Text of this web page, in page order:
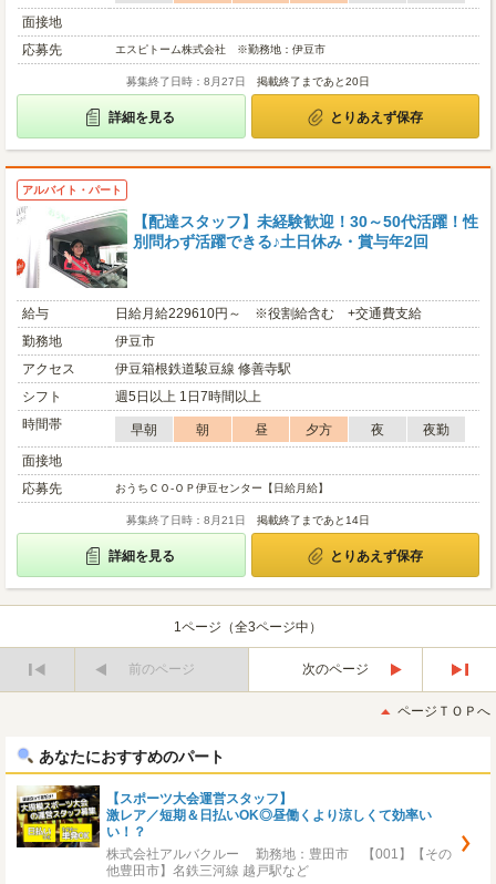
面接地
応募先
エスピトーム株式会社 ※勤務地：伊豆市
募集終了日時：8月27日 掲載終了まであと20日
詳細を見る とりあえず保存
アルバイト・パート
【配達スタッフ】未経験歓迎！30～50代活躍！性
別問わず活躍できる♪土日休み・賞与年2回
給与
日給月給229610円～ ※役割給含む +交通費支給
勤務地
伊豆市
アクセス
伊豆箱根鉄道駿豆線 修善寺駅
シフト
週5日以上 1日7時間以上
時間帯
早朝 朝 昼 夕方 夜
夜勤
面接地
応募先
おうちＣＯ-ＯＰ伊豆センター【日給月給】
募集終了日時：8月21日 掲載終了まであと14日
詳細を見る とりあえず保存
1ページ（全3ページ中）
前のページ
次のページ
後
ページＴＯＰへ
あなたにおすすめのパート
【スポーツ大会運営スタッフ】
激レア／短期＆日払いOK◎昼働くより涼しくて効率い
い！？
株式会社アルバクルー 勤務地：豊田市 【001】【その
他豊田市】名鉄三河線 越戸駅など